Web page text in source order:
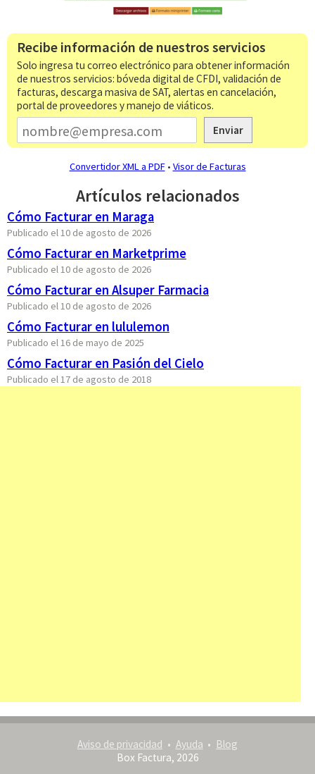
Recibe información de nuestros servicios
Solo ingresa tu correo electrónico para obtener información
de nuestros servicios: bóveda digital de CFDI, validación de
facturas, descarga masiva de SAT, alertas en cancelación,
portal de proveedores y manejo de viáticos.
Enviar
Convertidor XML a PDF• Visor de Facturas
Artículos relacionados
Cómo Facturar en Maraga
Publicado el 10 de agosto de 2026
Cómo Facturar en Marketprime
Publicado el 10 de agosto de 2026
Cómo Facturar en Alsuper Farmacia
Publicado el 10 de agosto de 2026
Cómo Facturar en lululemon
Publicado el 16 de mayo de 2025
Cómo Facturar en Pasión del Cielo
Publicado el 17 de agosto de 2018
Aviso de privacidad Ayuda
Blog
Box Factura, 2026